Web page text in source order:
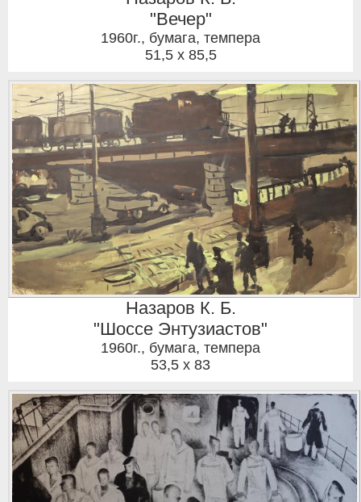
"Вечер"
1960г., бумага, темпера
51,5 x 85,5
Назаров К. Б.
"Шоссе Энтузиастов"
1960г., бумага, темпера
53,5 x 83